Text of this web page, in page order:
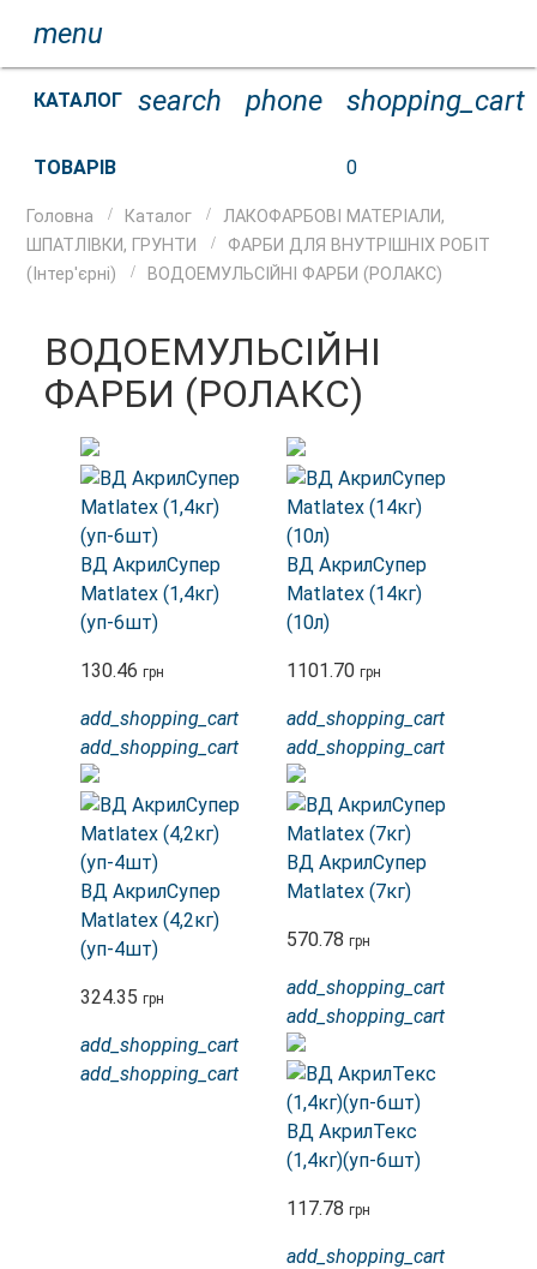
menu
КАТАЛОГ
ТОВАРІВ
search phone shopping_cart
0
Головна Каталог
ЛАКОФАРБОВІ МАТЕРІАЛИ,
ШПАТЛІВКИ, ГРУНТИ
ФАРБИ ДЛЯ ВНУТРІШНІХ РОБІТ
(Інтер'єрні)
ВОДОЕМУЛЬСІЙНІ ФАРБИ (РОЛАКС)
ВОДОЕМУЛЬСІЙНІ
ФАРБИ (РОЛАКС)
ВД АкрилСупер
Matlatex (1,4кг)
(уп-6шт)
130.46грн
add_shopping_cart
add_shopping_cart
ВД АкрилСупер
Matlatex (14кг)
(10л)
1101.70 грн
add_shopping_cart
add_shopping_cart
ВД АкрилСупер
Matlatex (4,2кг)
(уп-4шт)
324.35грн
add_shopping_cart
add_shopping_cart
ВД АкрилСупер
Matlatex (7кг)
570.78 грн
add_shopping_cart
add_shopping_cart
ВД АкрилТекс
(1,4кг)(уп-6шт)
117.78 грн
add_shopping_cart